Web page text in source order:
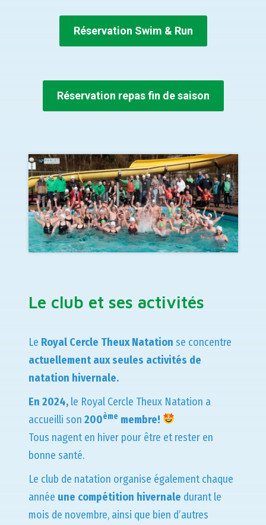
Réservation Swim & Run
Réservation repas fin de saison
Le club et ses activités
Le Royal Cercle Theux Natation se concentre
actuellement aux seules activités de
natation hivernale.
En 2024,le Royal Cercle Theux Natation a
accueilli son 200ème membre!
Tous nagent en hiver pour être et rester en
bonne santé.
Le club de natation organise également chaque
année une compétition hivernale durant le
mois de novembre, ainsi que bien d’autres